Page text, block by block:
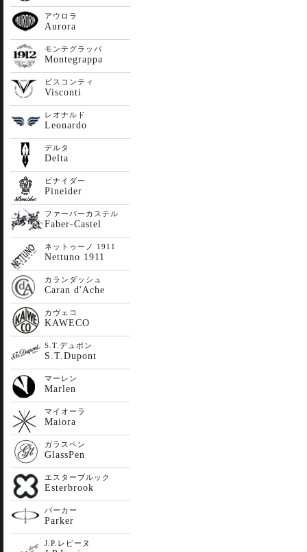
アウロラ
Aurora
モンテグラッパ
Montegrappa
ビスコンティ
Visconti
レオナルド
Leonardo
デルタ
Delta
ピナイダー
Pineider
ファーバーカステル
Faber-Castel
ネットゥーノ 1911
Nettuno 1911
カランダッシュ
Caran d'Ache
カヴェコ
KAWECO
S.T.デュポン
S.T.Dupont
マーレン
Marlen
マイオーラ
Maiora
ガラスペン
GlassPen
エスターブルック
Esterbrook
パーカー
Parker
J.P.レピーヌ